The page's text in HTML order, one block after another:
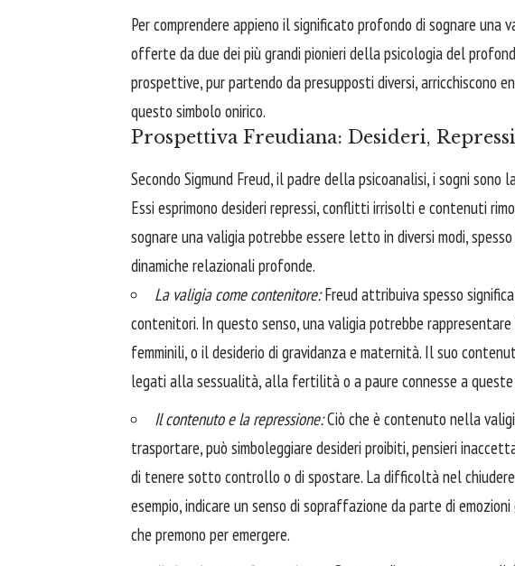
Per comprendere appieno il significato profondo di sognare
offerte da due dei più grandi pionieri della psicologia del
prospettive, pur partendo da presupposti diversi, arricchiscono
questo simbolo onirico.
Prospettiva Freudiana: Desideri,
Secondo Sigmund Freud, il padre della psicoanalisi, i sogni sono
Essi esprimono desideri repressi, conflitti irrisolti e contenuti
sognare una valigia potrebbe essere letto in diversi modi,
dinamiche relazionali profonde.
La valigia come contenitore:Freud attribuiva spesso
contenitori. In questo senso, una valigia potrebbe
femminili, o il desiderio di gravidanza e maternità. Il suo
legati alla sessualità, alla fertilità o a paure connesse a
Il contenuto e la repressione:Ciò che è contenuto nella
trasportare, può simboleggiare desideri proibiti, pensieri
di tenere sotto controllo o di spostare. La difficoltà nel
esempio, indicare un senso di sopraffazione da parte di
che premono per emergere.